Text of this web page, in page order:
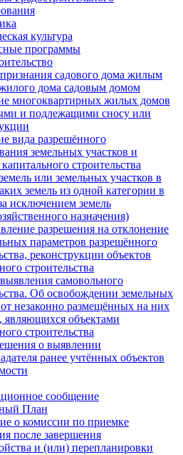
культура
программы
садового дома жилым
дома садовым домом
многоквартирных жилых домов
и подлежащими сносу или
вида разрешённого
земельных участков и
строительства
или земельных участков в
земель из одной категории в
исключением земель
назначения)
разрешения на отклонение
параметров разрешённого
реконструкции объектов
строительства
самовольного
Об освобождении земельных
от незаконно размещённых на них
являющихся объектами
строительства
о выявлении
ранее учтённых объектов
сообщение
План
о комиссии по приемке
после завершения
и (или) перепланировки